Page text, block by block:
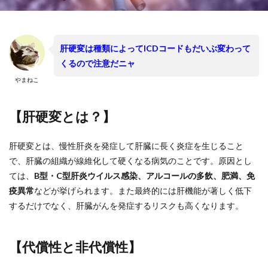
やまねこ
肝硬変は種類によってICDコードもだいぶ変わって
くるので注意だニャ
【肝硬変とは？】
肝硬変とは、慢性肝炎を発症して肝臓に長く炎症を生じること
で、肝臓の組織が線維化して硬くなる病気のことです。原因とし
ては、 B型・C型肝炎ウイルス感染、アルコールの多飲、肥満、免
疫異常などが挙げられます。また最終的には肝機能が著しく低下
するだけでなく、肝臓がんを発症するリスクも高くなります。
【代償性と非代償性】